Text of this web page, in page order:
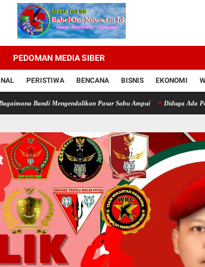
PEDOMAN MEDIA SIBER
PERISTIWA BENCANA BISNIS EKONOMI
Pasar Sabu Ampui Diduga Ada Penipuan